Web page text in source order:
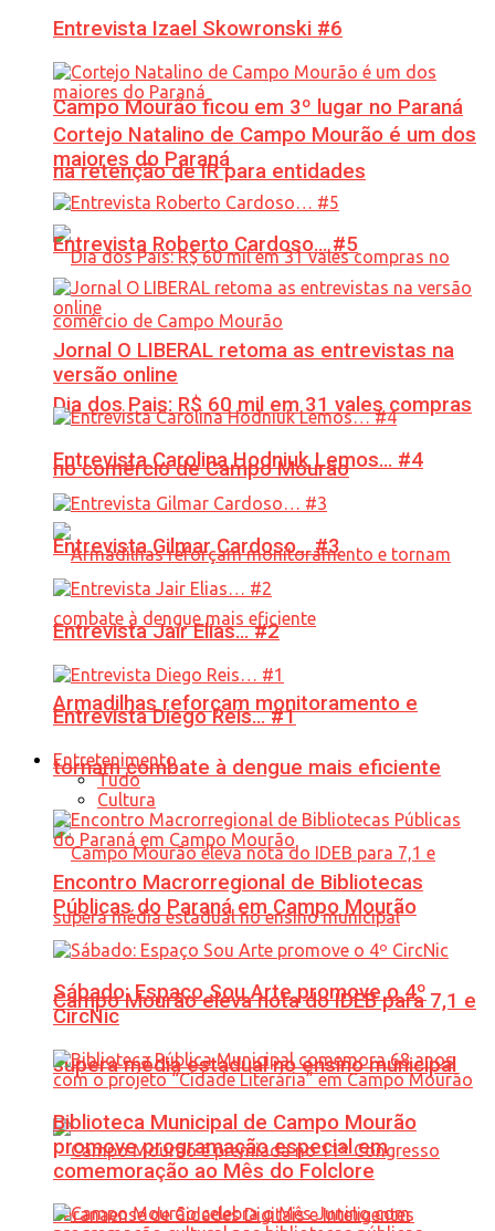
Campo Mourão ficou em 3º lugar no Paraná
na retenção de IR para entidades
Dia dos Pais: R$ 60 mil em 31 vales compras
no comércio de Campo Mourão
Armadilhas reforçam monitoramento e
tornam combate à dengue mais eficiente
Campo Mourão eleva nota do IDEB para 7,1 e
supera média estadual no ensino municipal
Entrevista Izael Skowronski #6
Cortejo Natalino de Campo Mourão é um dos
maiores do Paraná
Entrevista Roberto Cardoso… #5
Jornal O LIBERAL retoma as entrevistas na
versão online
Entrevista Carolina Hodniuk Lemos… #4
Entrevista Gilmar Cardoso… #3
Entrevista Jair Elias… #2
Entrevista Diego Reis… #1
Entretenimento
Tudo
Cultura
Encontro Macrorregional de Bibliotecas
Públicas do Paraná em Campo Mourão
Sábado: Espaço Sou Arte promove o 4º
CircNic
Biblioteca Municipal de Campo Mourão
promove programação especial em
comemoração ao Mês do Folclore